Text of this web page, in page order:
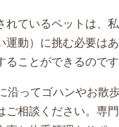
れているペットは、
動）に挑む必要は
ことができるのです
沿ってゴハンやお散
相談ください。専